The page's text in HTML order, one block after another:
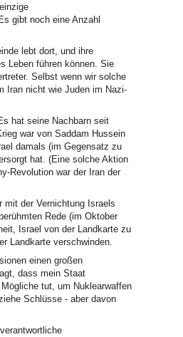
gibt noch eine Anzahl
lebt dort, und ihre
Leben führen können. Sie
Selbst wenn wir solche
Iran nicht wie Juden im Nazi-
hat seine Nachbarn seit
war von Saddam Hussein
damals (im Gegensatz zu
hat. (Eine solche Aktion
Revolution war der Iran der
mit der Vernichtung Israels
Rede (im Oktober
Israel von der Landkarte zu
Landkarte verschwinden.
einen großen
dass mein Staat
tut, um Nuklearwaffen
Schlüsse - aber davon